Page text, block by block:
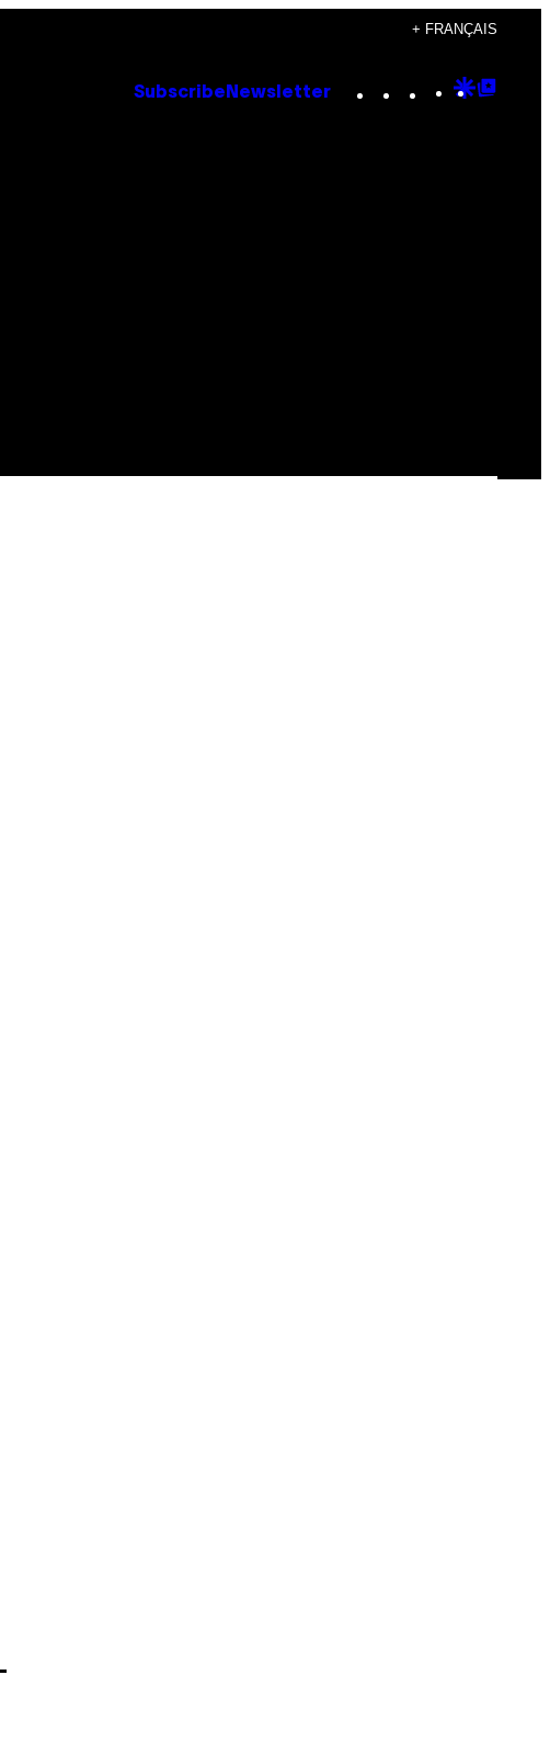
+ FRANÇAIS
Subscribe Newsletter Instagram
TikTok
YouTube
Google